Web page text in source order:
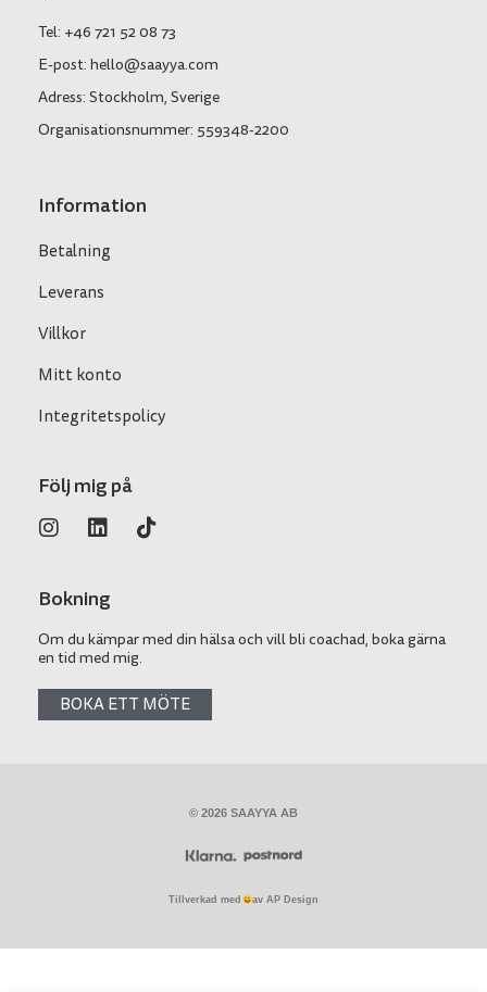
Tel: +46 721 52 08 73
E-post: hello@saayya.com
Adress: Stockholm, Sverige
Organisationsnummer: 559348-2200
Information
Betalning
Leverans
Villkor
Mitt konto
Integritetspolicy
Följ mig på
Bokning
Om du kämpar med din hälsa och vill bli coachad, boka gärna
en tid med mig.
BOKA ETT MÖTE
© 2026 SAAYYA AB
Tillverkad med av AP Design